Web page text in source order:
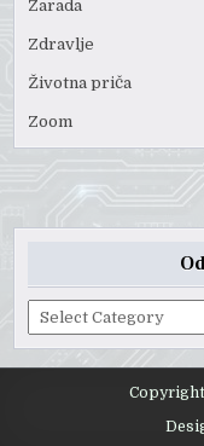
Zarada
Zdravlje
Životna priča
Zoom
Odaberite
predmet: